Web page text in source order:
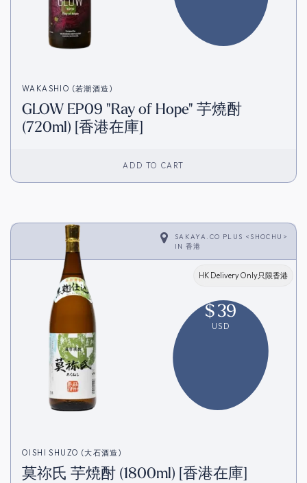
WAKASHIO (若潮酒造)
GLOW EP09 "Ray of Hope" 芋燒酎
(720ml) [香港在庫]
ADD TO CART
SAKAYA.CO PLUS <SHOCHU>
IN 香港
HK Delivery Only只限香港
$39
USD
OISHI SHUZO (大石酒造)
莫祢氏 芋焼酎 (1800ml) [香港在庫]